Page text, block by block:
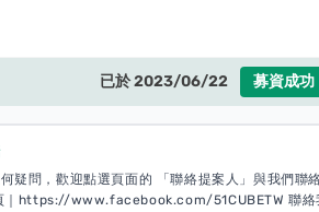
已於 2023/06/22 募資成功
疑問，歡迎點選頁面的 「聯絡提案人」與我們聯
｜https://www.facebook.com/51CUBETW 聯絡